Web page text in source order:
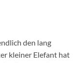
den lang
kleiner Elefant hat